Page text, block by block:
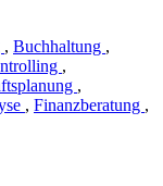
, Buchhaltung ,
,
,
, Finanzberatung ,